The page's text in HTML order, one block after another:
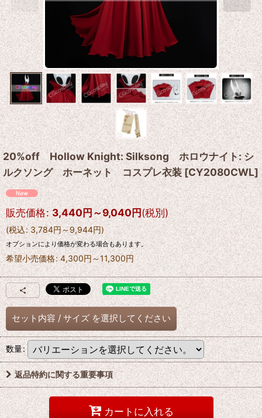
20%off Hollow Knight: Silksong ホロウナイト: シ
ルクソング ホーネット コスプレ衣装[CY2080CWL]
販売価格: 3,440円～9,040円(税別)
(税込: 3,784円～9,944円)
オプションにより価格が変わる場合もあります。
希望小売価格: 4,300円～11,300円
セット内容 / サイズ を選択してください
数量:
返品特約に関する重要事項
カートに入れる